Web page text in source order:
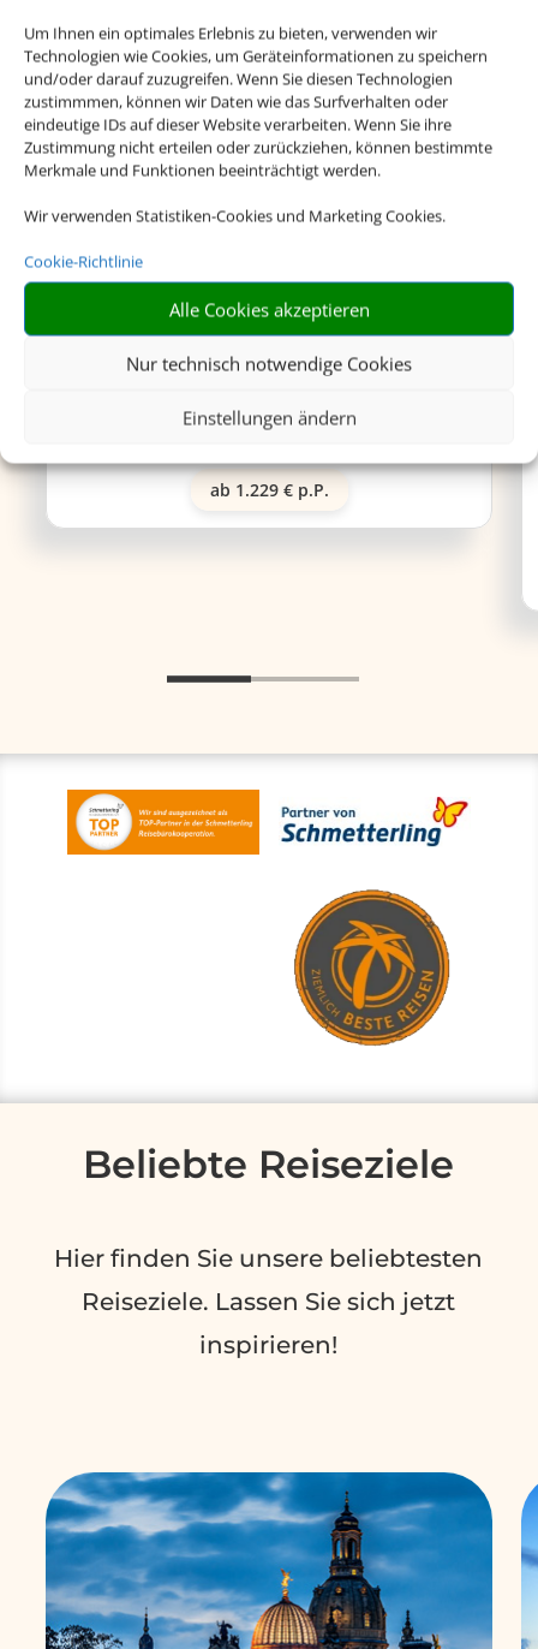
Um Ihnen ein optimales Erlebnis zu bieten, verwenden wir
Technologien wie Cookies, um Geräteinformationen zu speichern
und/oder darauf zuzugreifen. Wenn Sie diesen Technologien
zustimmmen, können wir Daten wie das Surfverhalten oder
eindeutige IDs auf dieser Website verarbeiten. Wenn Sie ihre
Zustimmung nicht erteilen oder zurückziehen, können bestimmte
Merkmale und Funktionen beeinträchtigt werden.
Wir verwenden Statistiken-Cookies und Marketing Cookies.
Cookie-Richtlinie
Alle Cookies akzeptieren
Nur technisch notwendige Cookies
Einstellungen ändern
Globales Lord Nelson
Dieses Adult-Only-Hotel besticht durch seine
traumhafte Lage unweit des wunderschönen
entspannte Urlaubstage.
ab 1.229 € p.P.
Beliebte Reiseziele
Hier finden Sie unsere beliebtesten
Reiseziele. Lassen Sie sich jetzt
inspirieren!